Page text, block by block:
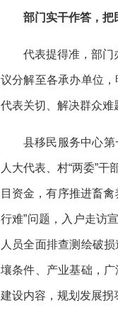
部门实干作答，把
代表提得准，部门
议分解至各承办单位
代表关切、解决群众难
县移民服务中心
人大代表、村“两委”
目资金，有序推进畜
行难”问题，入户走访
人员全面排查测绘破
壤条件、产业基础，
建设内容，规划发展